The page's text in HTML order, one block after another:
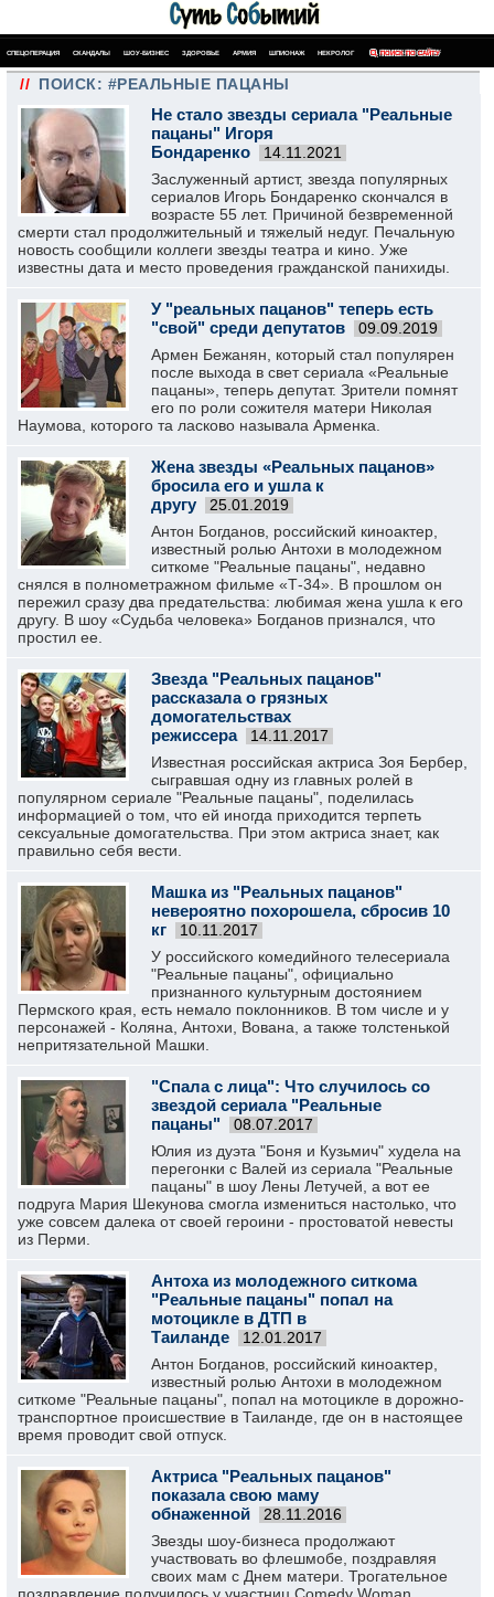
СПЕЦОПЕРАЦИЯ СКАНДАЛЫ ШОУ-БИЗНЕС ЗДОРОВЬЕ АРМИЯ ШПИОНАЖ НЕКРОЛОГ ПОИСК ПО САЙТУ
// ПОИСК: #РЕАЛЬНЫЕ ПАЦАНЫ
Не стало звезды сериала "Реальные
пацаны" Игоря
Бондаренко
14.11.2021
Заслуженный артист, звезда популярных
сериалов Игорь Бондаренко скончался в
возрасте 55 лет. Причиной безвременной
смерти стал продолжительный и тяжелый недуг. Печальную
новость сообщили коллеги звезды театра и кино. Уже
известны дата и место проведения гражданской панихиды.
У "реальных пацанов" теперь есть
"свой" среди депутатов
09.09.2019
Армен Бежанян, который стал популярен
после выхода в свет сериала «Реальные
пацаны», теперь депутат. Зрители помнят
его по роли сожителя матери Николая
Наумова, которого та ласково называла Арменка.
Жена звезды «Реальных пацанов»
бросила его и ушла к
другу
25.01.2019
Антон Богданов, российский киноактер,
известный ролью Антохи в молодежном
ситкоме "Реальные пацаны", недавно
снялся в полнометражном фильме «Т-34». В прошлом он
пережил сразу два предательства: любимая жена ушла к его
другу. В шоу «Судьба человека» Богданов признался, что
простил ее.
Звезда "Реальных пацанов"
рассказала о грязных
домогательствах
режиссера
14.11.2017
Известная российская актриса Зоя Бербер,
сыгравшая одну из главных ролей в
популярном сериале "Реальные пацаны", поделилась
информацией о том, что ей иногда приходится терпеть
сексуальные домогательства. При этом актриса знает, как
правильно себя вести.
Машка из "Реальных пацанов"
невероятно похорошела, сбросив 10
кг
10.11.2017
У российского комедийного телесериала
"Реальные пацаны", официально
признанного культурным достоянием
Пермского края, есть немало поклонников. В том числе и у
персонажей - Коляна, Антохи, Вована, а также толстенькой
непритязательной Машки.
"Спала с лица": Что случилось со
звездой сериала "Реальные
пацаны"
08.07.2017
Юлия из дуэта "Боня и Кузьмич" худела на
перегонки с Валей из сериала "Реальные
пацаны" в шоу Лены Летучей, а вот ее
подруга Мария Шекунова смогла измениться настолько, что
уже совсем далека от своей героини - простоватой невесты
из Перми.
Антоха из молодежного ситкома
"Реальные пацаны" попал на
мотоцикле в ДТП в
Таиланде
12.01.2017
Антон Богданов, российский киноактер,
известный ролью Антохи в молодежном
ситкоме "Реальные пацаны", попал на мотоцикле в дорожно-
транспортное происшествие в Таиланде, где он в настоящее
время проводит свой отпуск.
Актриса "Реальных пацанов"
показала свою маму
обнаженной
28.11.2016
Звезды шоу-бизнеса продолжают
участвовать во флешмобе, поздравляя
своих мам с Днем матери. Трогательное